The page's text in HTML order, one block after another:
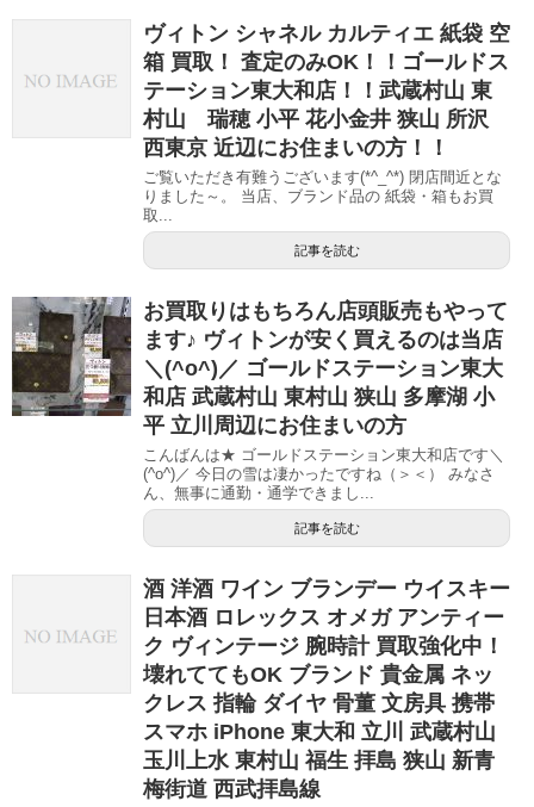
ヴィトン シャネル カルティエ 紙袋 空
箱 買取！ 査定のみOK！！ゴールドス
テーション東大和店！！武蔵村山 東
村山 瑞穂 小平 花小金井 狭山 所沢
西東京 近辺にお住まいの方！！
ご覧いただき有難うございます(*^_^*) 閉店間近とな
りました～。 当店、ブランド品の 紙袋・箱もお買
取...
記事を読む
お買取りはもちろん店頭販売もやって
ます♪ ヴィトンが安く買えるのは当店
＼(^o^)／ ゴールドステーション東大
和店 武蔵村山 東村山 狭山 多摩湖 小
平 立川周辺にお住まいの方
こんばんは★ ゴールドステーション東大和店です＼
(^o^)／ 今日の雪は凄かったですね（＞＜） みなさ
ん、無事に通勤・通学できまし...
記事を読む
酒 洋酒 ワイン ブランデー ウイスキー
日本酒 ロレックス オメガ アンティー
ク ヴィンテージ 腕時計 買取強化中！
壊れててもOK ブランド 貴金属 ネッ
クレス 指輪 ダイヤ 骨董 文房具 携帯
スマホ iPhone 東大和 立川 武蔵村山
玉川上水 東村山 福生 拝島 狭山 新青
梅街道 西武拝島線